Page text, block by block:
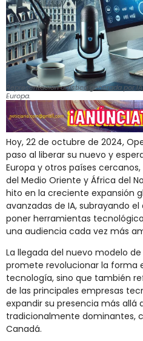
Representación artística generada por
Europa.
Hoy, 22 de octubre de 2024,
paso al liberar su nuevo y
Europa y otros países
del Medio Oriente y África del
hito en la creciente expansión
avanzadas de IA, subrayando
poner herramientas
una audiencia cada vez más
La llegada del nuevo modelo
promete revolucionar la forma
tecnología, sino que también
de las principales empresas
expandir su presencia más allá
tradicionalmente dominantes,
Canadá.